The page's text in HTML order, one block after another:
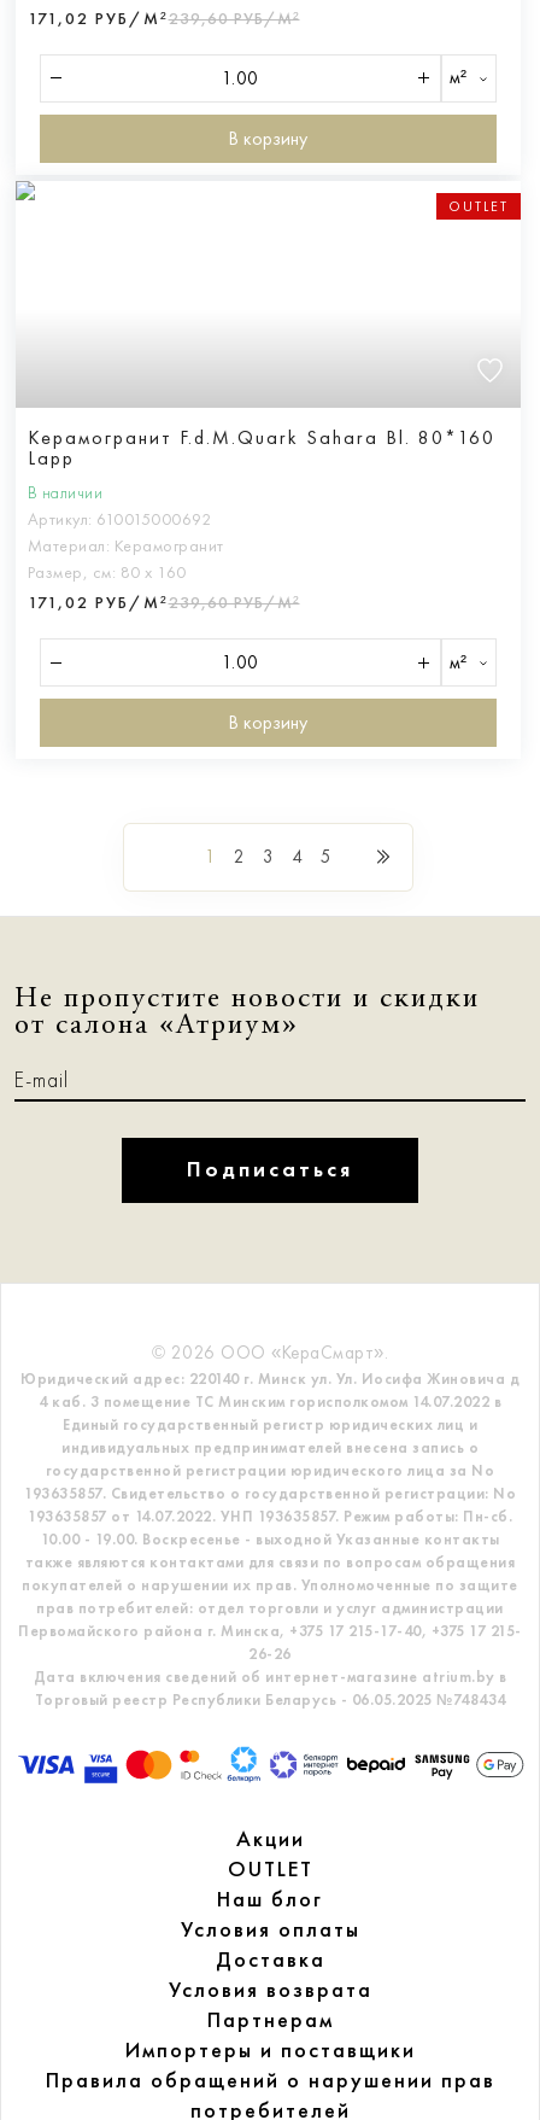
171,02 РУБ/М²239,60 РУБ/М²
м²
В корзину
OUTLET
Керамогранит F.d.M.Quark Sahara Bl. 80*160
Lapp
В наличии
Артикул: 610015000692
Материал: Керамогранит
Размер, см: 80 х 160
171,02 РУБ/М²239,60 РУБ/М²
м²
В корзину
1 2 3 4 5
Не пропустите новости и скидки
от салона «Атриум»
Подписаться
© 2026 ООО «КераСмарт».
Юридический адрес: 220140 г. Минск ул. Ул. Иосифа Жиновича д
4 каб. 3 помещение ТС Минским горисполкомом 14.07.2022 в
Единый государственный регистр юридических лиц и
индивидуальных предпринимателей внесена запись о
государственной регистрации юридического лица за No
193635857. Свидетельство о государственной регистрации: No
193635857 от 14.07.2022. УНП 193635857. Режим работы: Пн-сб.
10.00 - 19.00. Воскресенье - выходной Указанные контакты
также являются контактами для связи по вопросам обращения
покупателей о нарушении их прав. Уполномоченные по защите
прав потребителей: отдел торговли и услуг администрации
Первомайского района г. Минска, +375 17 215-17-40, +375 17 215-
26-26
Дата включения сведений об интернет-магазине atrium.by в
Торговый реестр Республики Беларусь - 06.05.2025 №748434
Акции
OUTLET
Наш блог
Условия оплаты
Доставка
Условия возврата
Партнерам
Импортеры и поставщики
Правила обращений о нарушении прав
потребителей